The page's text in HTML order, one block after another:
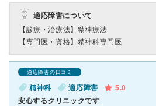
適応障害について
【診療・治療法】 精神療法
【専門医・資格】 精神科専門医
適応障害の口コミ
精神科 適応障害
5.0
安心するクリニックです